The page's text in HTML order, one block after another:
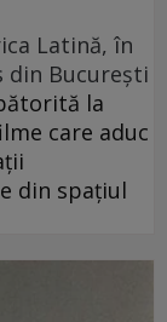
Latină, în
din București
la
care aduc
din spațiul